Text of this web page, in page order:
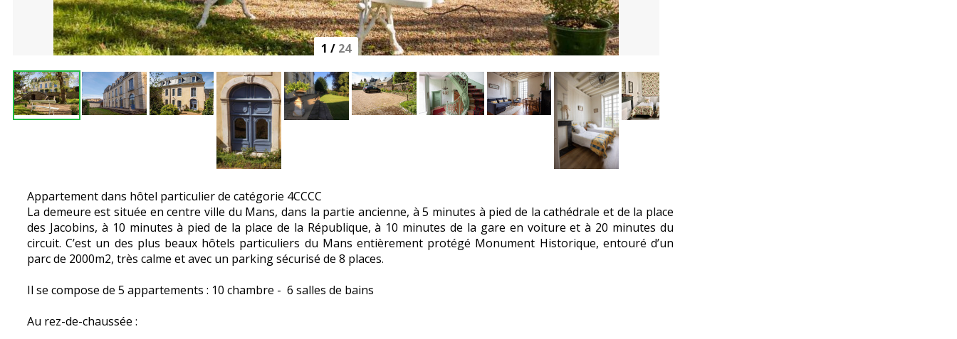
1 / 24
Appartement dans hôtel particulier de catégorie 4CCCC
La demeure est située en centre ville du Mans, dans la partie ancienne, à 5 minutes à pied de la cathédrale et de la place
des Jacobins, à 10 minutes à pied de la place de la République, à 10 minutes de la gare en voiture et à 20 minutes du
circuit. C’est un des plus beaux hôtels particuliers du Mans entièrement protégé Monument Historique, entouré d’un
parc de 2000m2, très calme et avec un parking sécurisé de 8 places.
Il se compose de 5 appartements : 10 chambre - 6 salles de bains
Au rez-de-chaussée :